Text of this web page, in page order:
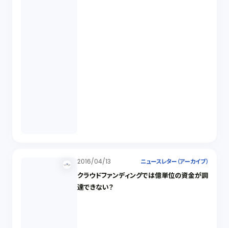
2016/04/13 ニュースレター（アーカイブ）
クラウドファンディングでは億単位の資金が調
達できない？